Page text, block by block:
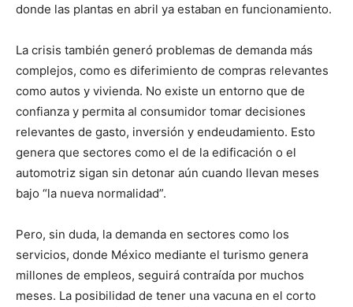
donde las plantas en abril ya estaban en funcionamiento.
La crisis también generó problemas de demanda más
complejos, como es diferimiento de compras relevantes
como autos y vivienda. No existe un entorno que de
confianza y permita al consumidor tomar decisiones
relevantes de gasto, inversión y endeudamiento. Esto
genera que sectores como el de la edificación o el
automotriz sigan sin detonar aún cuando llevan meses
bajo “la nueva normalidad”.
Pero, sin duda, la demanda en sectores como los
servicios, donde México mediante el turismo genera
millones de empleos, seguirá contraída por muchos
meses. La posibilidad de tener una vacuna en el corto